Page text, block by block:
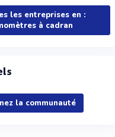
les entreprises en :
à cadran
la communauté